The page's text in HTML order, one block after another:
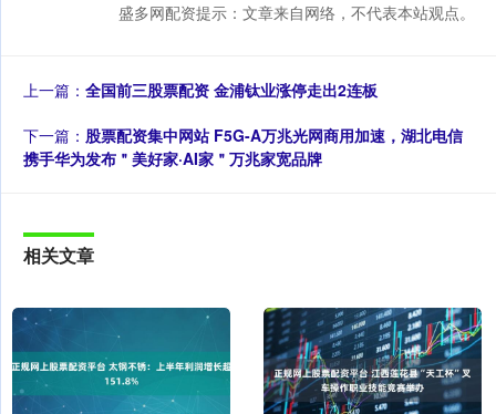
盛多网配资提示：文章来自网络，不代表本站观点。
上一篇： 全国前三股票配资 金浦钛业涨停走出2连板
下一篇： 股票配资集中网站 F5G-A万兆光网商用加速，湖北电信
携手华为发布＂美好家·AI家＂万兆家宽品牌
相关文章